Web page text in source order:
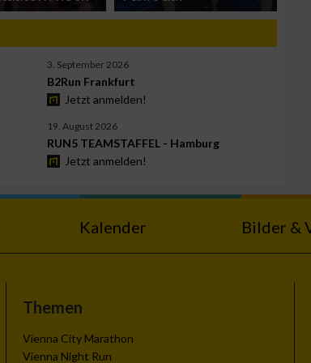
3. September 2026
B2Run Frankfurt
Jetzt anmelden!
19. August 2026
RUN5 TEAMSTAFFEL - Hamburg
Jetzt anmelden!
Kalender Bilder &
Themen
Vienna City Marathon
Vienna Night Run